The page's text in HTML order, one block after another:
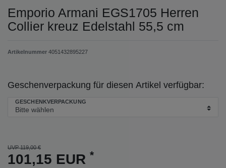
Emporio Armani EGS1705 Herren
Collier kreuz Edelstahl 55,5 cm
Artikelnummer 4051432895227
Geschenverpackung für diesen Artikel verfügbar:
GESCHENKVERPACKUNG
UVP 119,00 €
101,15 EUR *